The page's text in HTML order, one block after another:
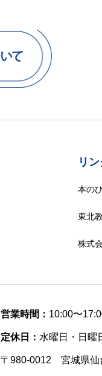
リン
本の
東北
株式
営業時間： 10:00〜
定休日： 水曜日・日曜
〒980-0012 宮城県仙